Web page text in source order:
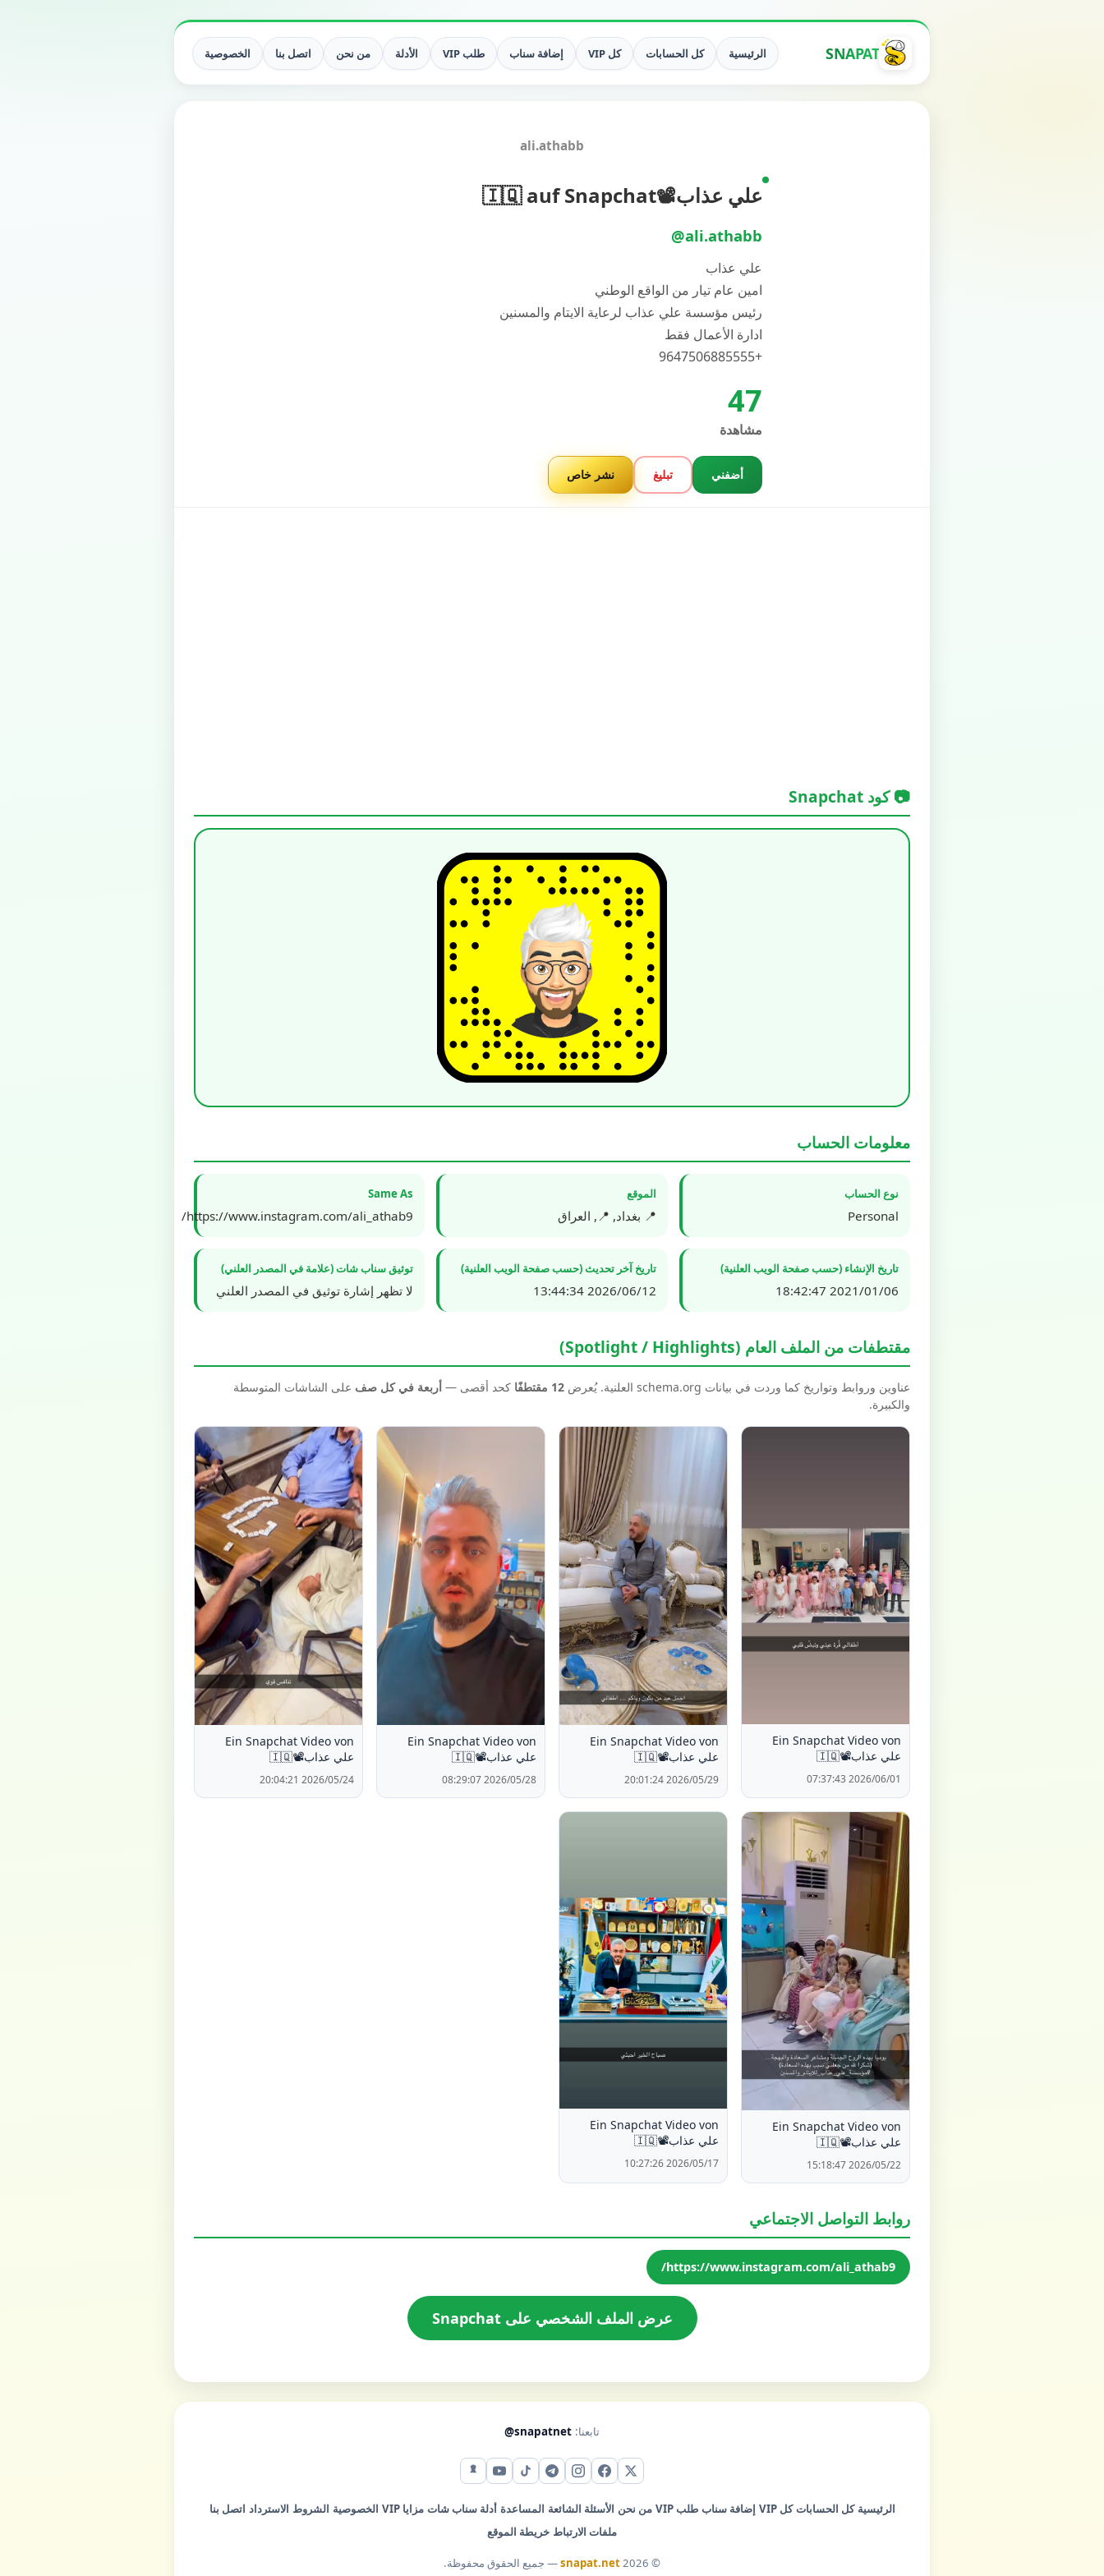
SNAPAT الرئيسية كل الحسابات كل VIP إضافة سناب طلب VIP الأدلة من نحن اتصل بنا الخصوصية
ali.athabb
علي عذاب📽️🇮🇶 auf Snapchat
@ali.athabb
علي عذاب
امين عام تيار من الواقع الوطني
رئيس مؤسسة علي عذاب لرعاية الايتام والمسنين
ادارة الأعمال فقط
+9647506885555
47
مشاهدة
أضفني تبليغ نشر خاص
📷 كود Snapchat
معلومات الحساب
نوع الحساب
Personal
الموقع
📍 بغداد, 📍, العراق
Same As
https://www.instagram.com/ali_athab9/
تاريخ الإنشاء (حسب صفحة الويب العلنية)
2021/01/06 18:42:47
تاريخ آخر تحديث (حسب صفحة الويب العلنية)
2026/06/12 13:44:34
توثيق سناب شات (علامة في المصدر العلني)
لا تظهر إشارة توثيق في المصدر العلني
مقتطفات من الملف العام (Spotlight / Highlights)
عناوين وروابط وتواريخ كما وردت في بيانات schema.org العلنية. يُعرض 12 مقتطفًا كحد أقصى — أربعة في كل صف على الشاشات المتوسطة
والكبيرة.
Ein Snapchat Video von
علي عذاب📽️🇮🇶
2026/06/01 07:37:43
Ein Snapchat Video von
علي عذاب📽️🇮🇶
2026/05/29 20:01:24
Ein Snapchat Video von
علي عذاب📽️🇮🇶
2026/05/28 08:29:07
Ein Snapchat Video von
علي عذاب📽️🇮🇶
2026/05/24 20:04:21
Ein Snapchat Video von
علي عذاب📽️🇮🇶
2026/05/22 15:18:47
Ein Snapchat Video von
علي عذاب📽️🇮🇶
2026/05/17 10:27:26
روابط التواصل الاجتماعي
https://www.instagram.com/ali_athab9/
عرض الملف الشخصي على Snapchat
تابعنا: @snapatnet
X (تويتر) فيس بوكإنستقرامتيليجرامتيك توكيوتيوبسناب شات
الرئيسية كل الحسابات كل VIP إضافة سناب طلب VIP من نحن الأسئلة الشائعة المساعدة أدلة سناب شات مزايا VIP الخصوصية الشروط الاسترداد اتصل بنا
ملفات الارتباط خريطة الموقع
© 2026
snapat.net— جميع الحقوق محفوظة.